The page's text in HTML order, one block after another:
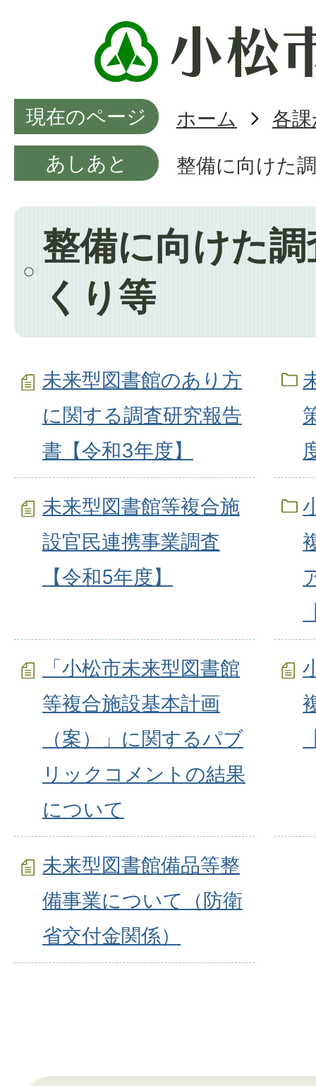
現在のページ ホーム
各
あしあと
整備に向けた
整備に向けた
くり等
未来型図書館のあり方
に関する調査研究報告
書【令和3年度】
未来型図書館等複合施
設官民連携事業調査
【令和5年度】
「小松市未来型図書館
等複合施設基本計画
（案）」に関するパブ
リックコメントの結果
について
未来型図書館備品等整
備事業について（防衛
省交付金関係）